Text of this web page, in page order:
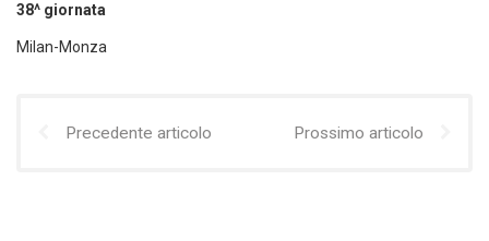
38^ giornata
Milan-Monza
Precedente articolo Prossimo articolo